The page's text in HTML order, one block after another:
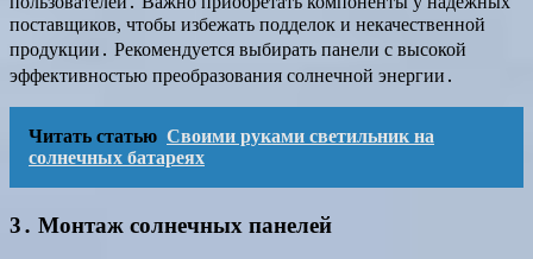
поставщиков, чтобы избежать подделок и некачественной
продукции․ Рекомендуется выбирать панели с высокой
эффективностью преобразования солнечной энергии․
Читать статью Своими руками светильник на
солнечных батареях
3․ Монтаж солнечных панелей